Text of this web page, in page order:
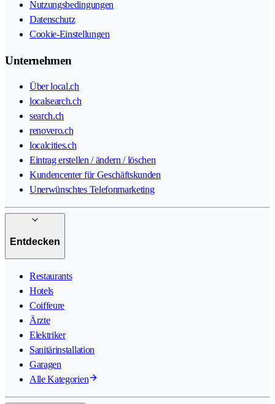
Nutzungsbedingungen
Datenschutz
Cookie-Einstellungen
Unternehmen
Über local.ch
localsearch.ch
search.ch
renovero.ch
localcities.ch
Eintrag erstellen / ändern / löschen
Kundencenter für Geschäftskunden
Unerwünschtes Telefonmarketing
Entdecken
Restaurants
Hotels
Coiffeure
Ärzte
Elektriker
Sanitärinstallation
Garagen
Alle Kategorien